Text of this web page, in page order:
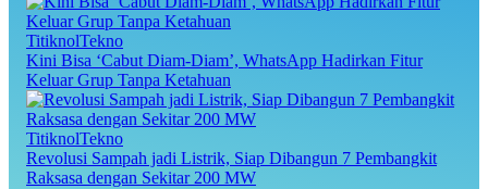
TitiknolTekno
Kini Bisa ‘Cabut Diam-Diam’, WhatsApp Hadirkan Fitur
Keluar Grup Tanpa Ketahuan
TitiknolTekno
Revolusi Sampah jadi Listrik, Siap Dibangun 7 Pembangkit
Raksasa dengan Sekitar 200 MW